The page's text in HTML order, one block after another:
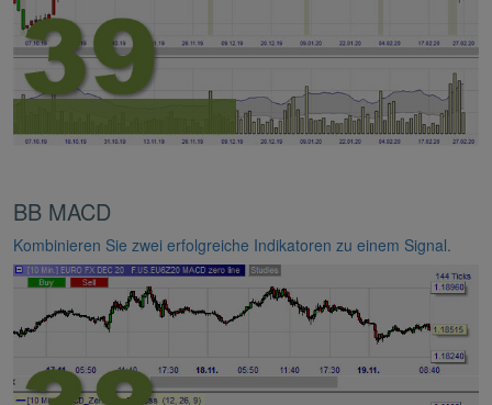
BB MACD
Kombinieren Sie zwei erfolgreiche Indikatoren zu einem Signal.